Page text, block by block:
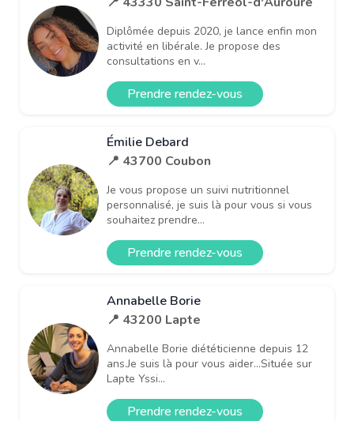
Diplômée depuis 2020, je lance enfin mon
activité en libérale. Je propose des
consultations en v...
Prendre rendez-vous
Émilie Debard
📍 43700 Coubon
Je vous propose un suivi nutritionnel
personnalisé, je suis là pour vous si vous
souhaitez prendre...
Prendre rendez-vous
Annabelle Borie
📍 43200 Lapte
Annabelle Borie diététicienne depuis 12
ans.Je suis là pour vous aider...Située sur
Lapte Yssi...
Prendre rendez-vous